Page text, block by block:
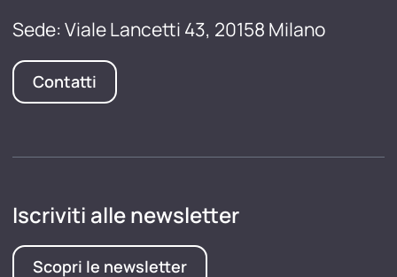
Sede: Viale Lancetti 43, 20158 Milano
Contatti
Iscriviti alle newsletter
Scopri le newsletter